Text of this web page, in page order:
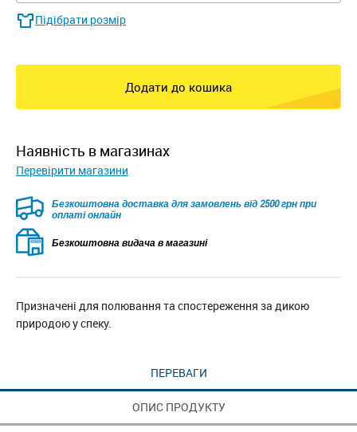
Підібрати розмір
Додати до кошика
наявність в магазинах
Перевірити магазини
Безкоштовна доставка для замовлень від 2500 грн при
оплаті онлайн
Безкоштовна видача в магазині
Призначені для полювання та спостереження за дикою
природою у спеку.
ПЕРЕВАГИ
ОПИС ПРОДУКТУ